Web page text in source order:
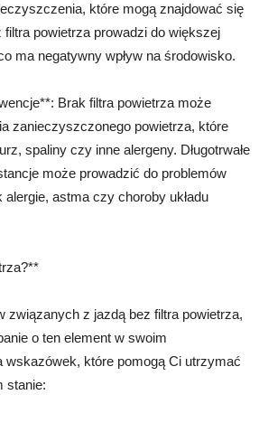
które mogą znajdować się
powietrza prowadzi do większej
ma negatywny wpływ na środowisko.
Brak filtra powietrza może
zanieczyszczonego powietrza, które
spaliny czy inne alergeny. Długotrwałe
może prowadzić do problemów
astma czy choroby układu
związanych z jazdą bez filtra powietrza,
o ten element w swoim
wskazówek, które pomogą Ci utrzymać
stanie: